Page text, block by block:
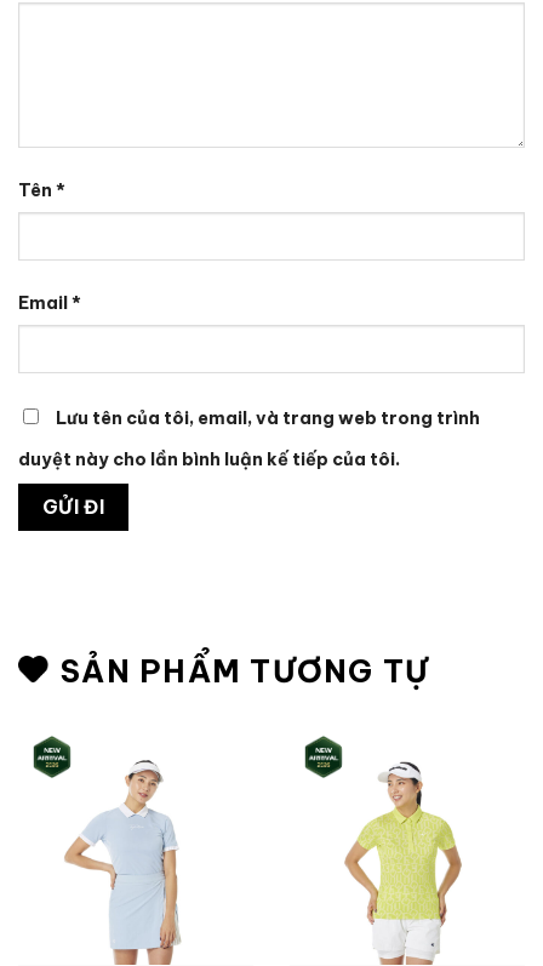
Tên *
Email*
Lưu tên của tôi, email, và trang web trong trình
duyệt này cho lần bình luận kế tiếp của tôi.
SẢN PHẨM TƯƠNG TỰ